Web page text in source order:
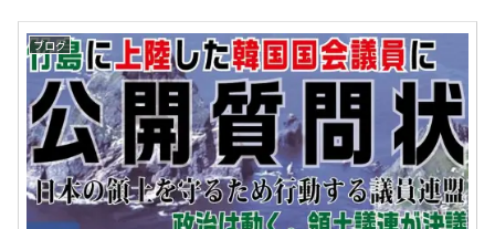
個人情報を匿名
のユーザー名と
紐づけられて政
党党首らにSNS上
で拡散された経
緯、および複数
のプラットフォ
ーマーを横断し
た収益構造
いる者が、特定
指定暴力団であ
る神戸山口組の
元組長を務めて
いたと自称して、
慰謝料等１１０
０万円を民間人
の匿名youtuber
に請求した事件
の判決文
上に、老後は生
活保護を受給す
ることもできる
衝撃の実態
ブログ